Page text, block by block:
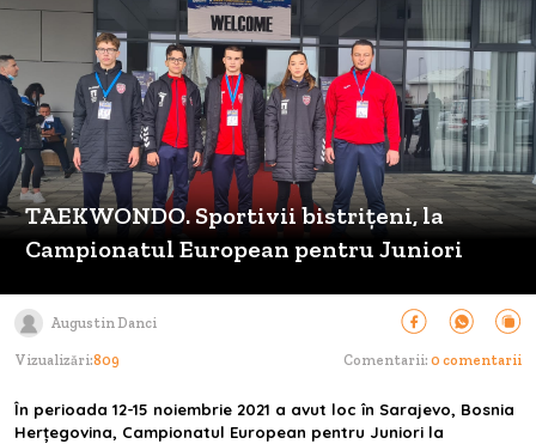
TAEKWONDO. Sportivii bistrițeni, la
Campionatul European pentru Juniori
Augustin Danci
Vizualizări:809 Comentarii: 0 comentarii
În perioada 12-15 noiembrie 2021 a avut loc în Sarajevo, Bosnia
Herțegovina, Campionatul European pentru Juniori la